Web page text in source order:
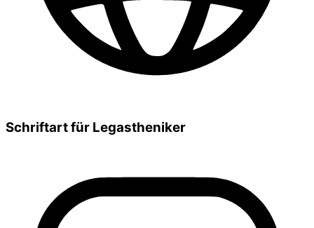
Schriftart für Legastheniker